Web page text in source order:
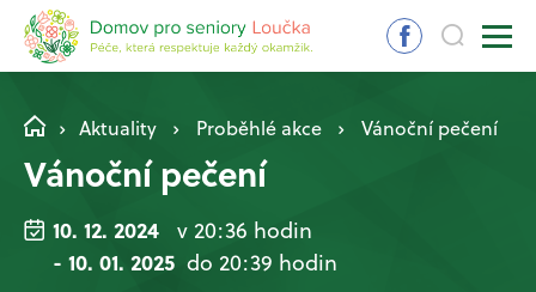
Aktuality Proběhlé akce Vánoční pečení
Vánoční pečení
10. 12. 2024 v 20:36 hodin
- 10. 01. 2025 do 20:39 hodin